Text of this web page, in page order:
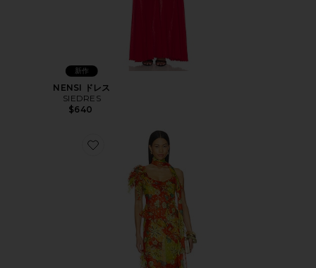
新作
NENSI ドレス
SIEDRES
$640
Favorite MONICA ドレス